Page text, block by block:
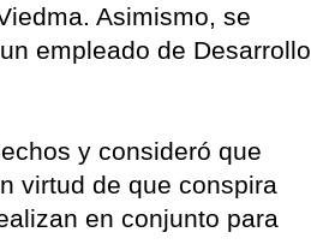
Asimismo, se
empleado de Desarrollo
y consideró que
virtud de que conspira
en conjunto para